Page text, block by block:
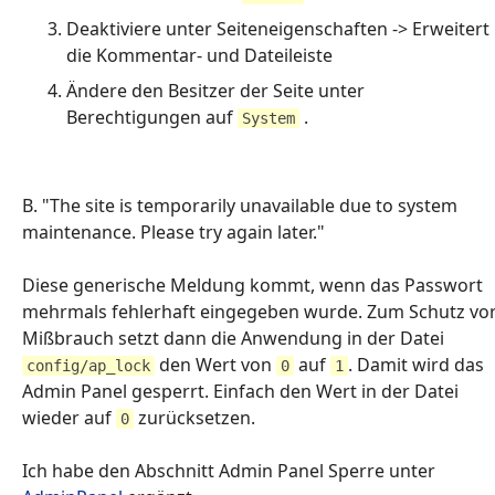
Deaktiviere unter Seiteneigenschaften -> Erweitert
die Kommentar- und Dateileiste
Ändere den Besitzer der Seite unter
Berechtigungen auf System .
B. "The site is temporarily unavailable due to system
maintenance. Please try again later."
Diese generische Meldung kommt, wenn das Passwort
mehrmals fehlerhaft eingegeben wurde. Zum Schutz
Mißbrauch setzt dann die Anwendung in der Datei
config/ap_lock den Wert von 0 auf 1 . Damit wird das
Admin Panel gesperrt. Einfach den Wert in der Datei
wieder auf 0 zurücksetzen.
Ich habe den Abschnitt Admin Panel Sperre unter